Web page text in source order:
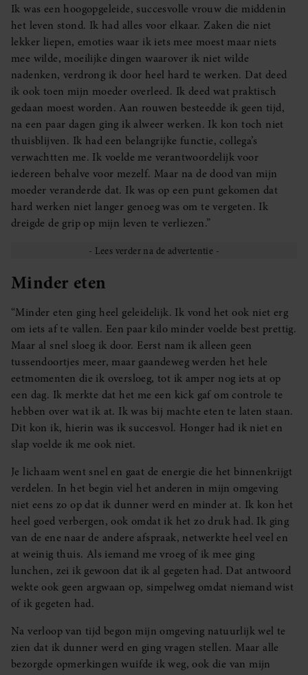
Ik was een hoogopgeleide, succesvolle vrouw die middenin
het leven stond. Ik had alles voor elkaar. Zaken die niet
lekker liepen, emoties waar ik iets mee moest maar niets
mee wilde, moeilijke dingen waarover ik niet wilde
nadenken, verdrong ik door heel hard te werken. Dat deed
ik ook toen mijn moeder overleed. Ik deed wat praktisch
gedaan moest worden. Aan rouwen besteedde ik geen tijd,
na een paar dagen ging ik alweer werken. Ik kon toch niet
thuisblijven. Ik had een belangrijke functie, collega’s
verwachtten me. Ik voelde me verantwoordelijk voor
iedereen behalve voor mezelf. Maar na de dood van mijn
moeder veranderde dat. Ik was op een punt gekomen dat
hard werken niet langer genoeg was om te vergeten. Ik
dreigde de grip op mijn leven te verliezen.”
Minder eten
“Minder eten ging heel geleidelijk. Ik vond het ook niet erg
om iets af te vallen. Een paar kilo minder voelde best prettig.
Maar al snel sloeg ik door. Eerst nam ik alleen geen
tussendoortjes meer, maar gaandeweg werden het hele
eetmomenten die ik oversloeg, tot ik amper nog iets at op
een dag. Ik merkte dat het me een kick gaf om controle te
hebben over wat ik at. Ik was bij machte eten te laten staan.
Dit kon ik, hierin was ik succesvol. Honger had ik niet en
slap voelde ik me ook niet.
Je lichaam went snel en gaat de energie die het binnenkrijgt
verdelen. In het begin viel het anderen in mijn omgeving
niet eens zo op dat ik dunner werd en minder at. Ik kon het
heel goed verbergen, ook omdat ik het zo druk had. Ik ging
van de ene naar de andere afspraak, netwerkte heel veel en
at weinig thuis. Als iemand me vroeg of ik mee ging
lunchen, zei ik gewoon dat ik al gegeten had. Dat antwoord
wekte ook geen argwaan op, simpelweg omdat niemand wist
of ik gegeten had.
Na verloop van tijd begon mijn omgeving natuurlijk wel te
zien dat ik dunner werd en ging vragen stellen. Maar alle
bezorgde opmerkingen wuifde ik weg, ook die van mijn